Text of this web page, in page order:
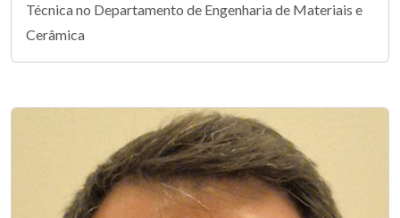
Técnica no Departamento de Engenharia de Materiais e
Cerâmica